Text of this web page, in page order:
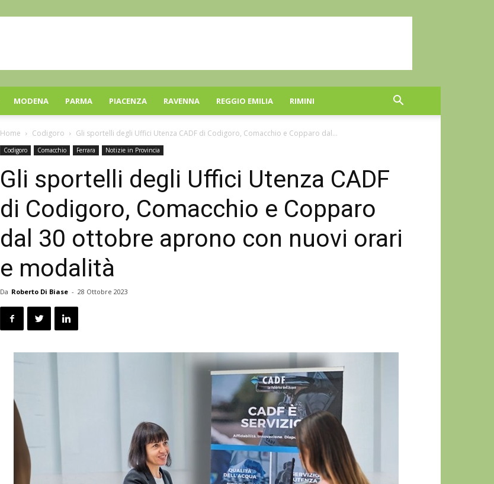
MODENA PARMA PIACENZA RAVENNA REGGIO EMILIA RIMINI
Home Codigoro Gli sportelli degli Uffici Utenza CADF di Codigoro, Comacchio e Copparo dal...
Codigoro Comacchio Ferrara Notizie in Provincia
Gli sportelli degli Uffici Utenza CADF
di Codigoro, Comacchio e Copparo
dal 30 ottobre aprono con nuovi orari
e modalità
Da Roberto Di Biase - 28 Ottobre 2023